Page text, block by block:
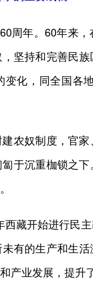
年。60年来，
坚持和完善民
化，同全国各
奴制度，官家
于沉重枷锁之
开始进行民主
有的生产和生
产业发展，提升